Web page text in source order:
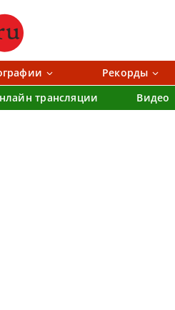
Рекорды
трансляции Видео